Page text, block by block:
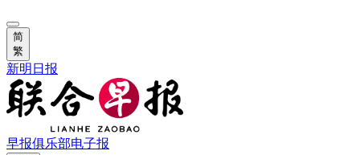
简
繁
新明日报
早报俱乐部电子报